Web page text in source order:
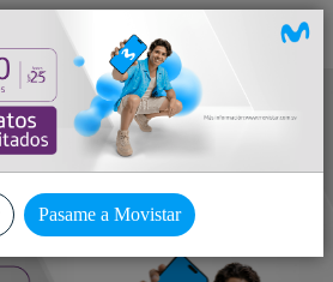
Ver promociones
Pasame a Movistar